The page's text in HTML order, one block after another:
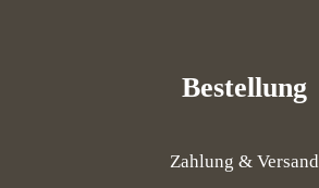
Bestellung
Zahlung & Versand